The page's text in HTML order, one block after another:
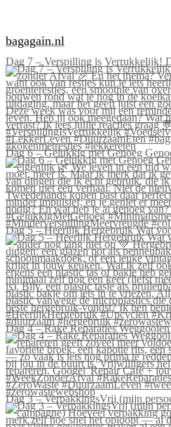
bagagain.nl
Dag 7 – Verspilling is Verrukkelijk!
Dag 6 – Gelukkig met Genoeg
Dag 5 – Heerlijk Hergebruik Wat
Dag 4 – Rake Reparaties
Dag 3 – VerpakkingsVrij (mijn